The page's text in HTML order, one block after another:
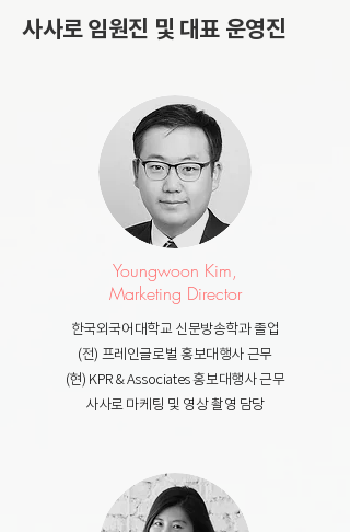
사사로 임원진 및 대표 운영진
Youngwoon Kim,
Marketing Director
한국외국어대학교 신문방송학과 졸업
(전) 프레인글로벌 홍보대행사 근무
(현) KPR & Associates 홍보대행사 근무
사사로 마케팅 및 영상 촬영 담당